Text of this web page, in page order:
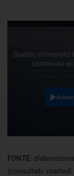
Questo contenuto
contenuto
FONTE:
(consultati: martedì